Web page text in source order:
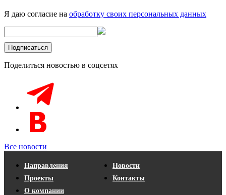
Я даю согласие на обработку своих персональных данных
Поделиться новостью в соцсетях
Все новости
Направления
Проекты
О компании
Новости
Контакты